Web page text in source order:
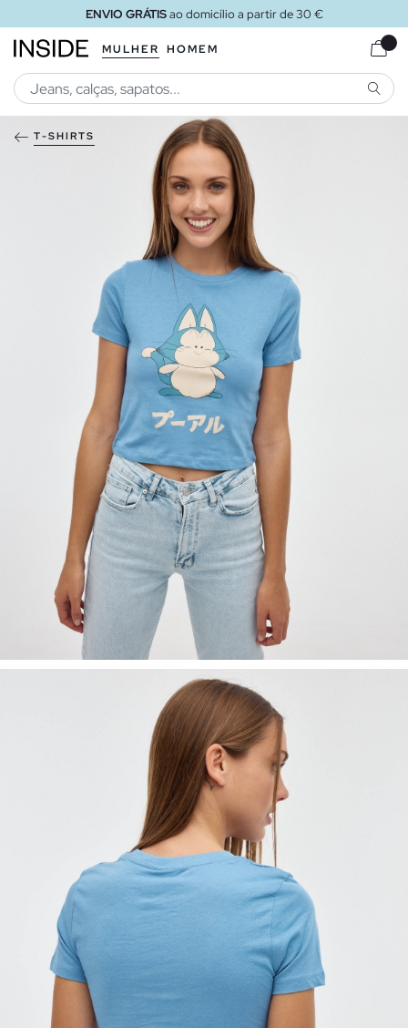
ENVIO GRÁTISao domicílio a partir de 30 €
MULHER HOMEM
T-SHIRTS